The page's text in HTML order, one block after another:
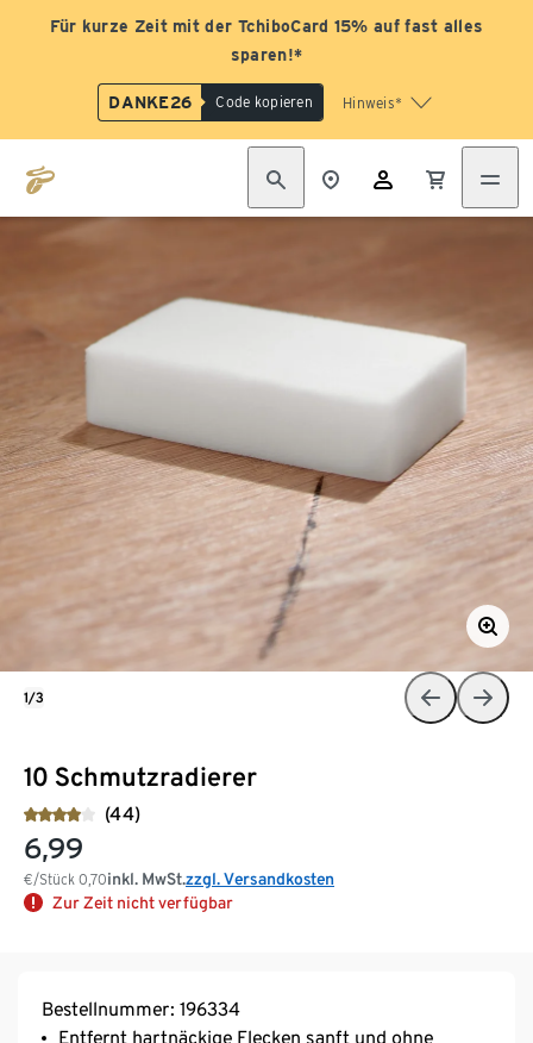
Für kurze Zeit mit der TchiboCard 15% auf fast alles
sparen!*
DANKE26 Code kopieren Hinweis*
10 Schmutzradierer
(44)
6,99
€/Stück 0,70inkl. MwSt.zzgl. Versandkosten
Zur Zeit nicht verfügbar
1/3
Bestellnummer: 196334
Entfernt hartnäckige Flecken sanft und ohne